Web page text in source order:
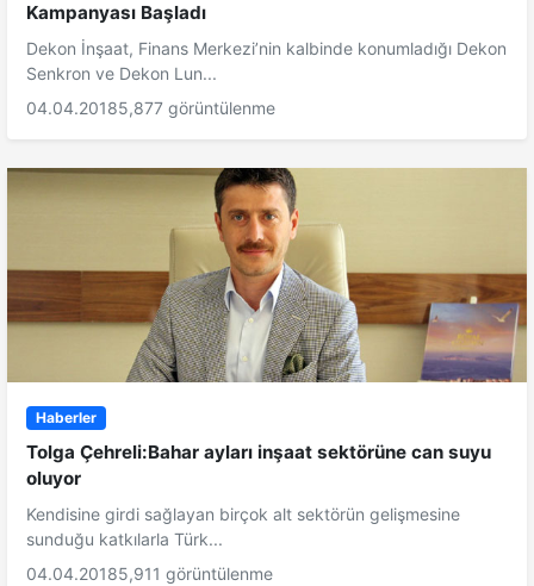
Kampanyası Başladı
Dekon İnşaat, Finans Merkezi’nin kalbinde konumladığı Dekon
Senkron ve Dekon Lun...
04.04.20185,877 görüntülenme
Haberler
Tolga Çehreli:Bahar ayları inşaat sektörüne can suyu
oluyor
Kendisine girdi sağlayan birçok alt sektörün gelişmesine
sunduğu katkılarla Türk...
04.04.20185,911 görüntülenme